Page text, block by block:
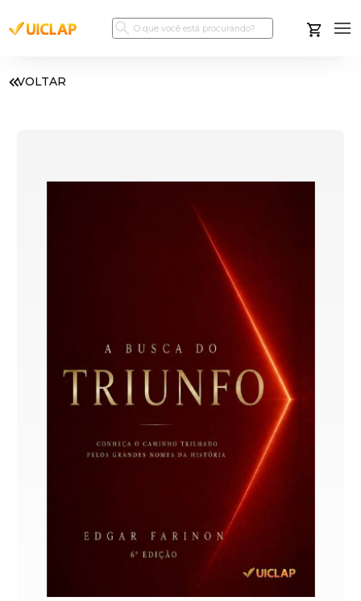
VOLTAR